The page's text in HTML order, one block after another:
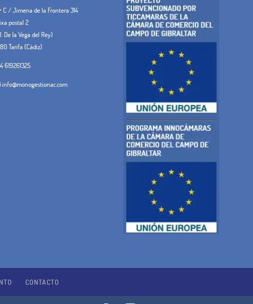
C / Jimena de la Frontera 314
postal 2
De la Vega del Rey)
Tarifa (Cádiz)
619261325
info@monogestionac.com
CONTACTO